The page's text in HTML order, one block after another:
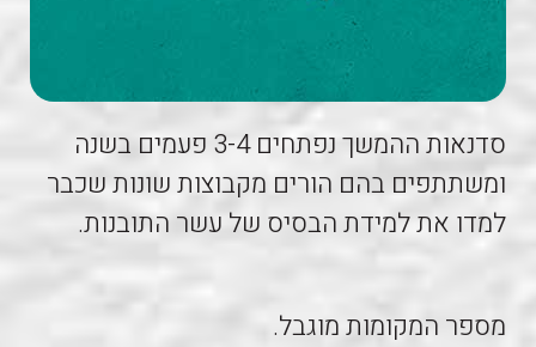
סדנאות ההמשך נפתחים 3-4 פעמים בשנה
ומשתתפים בהם הורים מקבוצות שונות שכבר
למדו את למידת הבסיס של עשר התובנות.
מספר המקומות מוגבל.